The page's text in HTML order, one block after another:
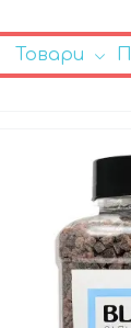
Товари